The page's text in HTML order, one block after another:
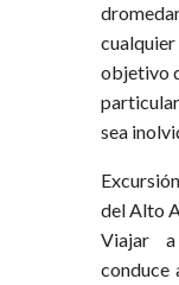
objetivo
sea
del Alto
Viajar a
conduce